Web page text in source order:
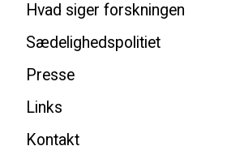
Hvad siger forskningen
Sædelighedspolitiet
Presse
Links
Kontakt